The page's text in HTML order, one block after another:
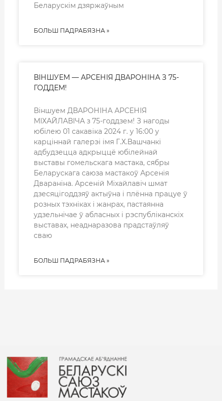
Беларускім дзяржаўным
БОЛЬШ ПАДРАБЯЗНА »
ВІНШУЕМ — АРСЕНІЯ ДВАРОНІНА З 75-
ГОДДЕМ!
Віншуем ДВАРОНІНА АРСЕНІЯ
МІХАЙЛАВІЧА з 75-годдзем! З нагоды
юбілею 01 сакавіка 2024 г. у 16:00 у
карціннай галерэі імя Г.Х.Вашчанкі
адбудзецца адкрыццё юбілейнай
выставы гомельскага мастака, сябры
Беларускага саюза мастакоў Арсенія
Двараніна. Арсеній Міхайлавіч шмат
дзесяцігоддзяў актыўна і плённа працуе ў
розных тэхніках і жанрах, пастаянна
удзельнічае ў абласных і рэспубліканскіх
выставах, неаднаразова прадстаўляў
сваю
БОЛЬШ ПАДРАБЯЗНА »